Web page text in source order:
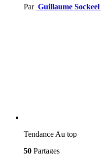
Par Guillaume Sockeel
Tendance Au top
50 Partages